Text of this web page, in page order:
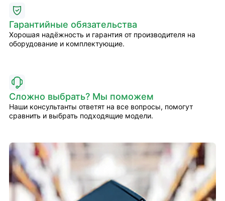
Гарантийные обязательства
Хорошая надёжность и гарантия от производителя на
оборудование и комплектующие.
Сложно выбрать? Мы поможем
Наши консультанты ответят на все вопросы, помогут
сравнить и выбрать подходящие модели.